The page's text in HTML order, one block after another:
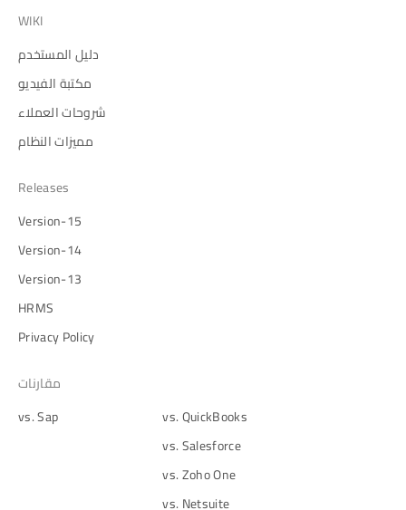
WIKI
دليل المستخدم
مكتبة الفيديو
شروحات العملاء
مميزات النظام
Releases
Version-15
Version-14
Version-13
HRMS
Privacy Policy
مقارنات
vs. QuickBooks
vs. Salesforce
vs. Zoho One
vs. Netsuite
vs. Sap